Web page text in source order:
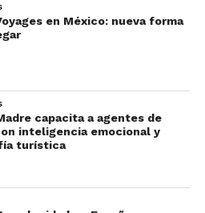
Inmaterial de la
la gastronomía
mejores del mundo y una
para conocer México.
de la tradición
en México: nueva forma
capacita a agentes de
inteligencia emocional y
turística